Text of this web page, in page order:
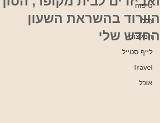
טיפוח
כללי
המלצות
לייף סטייל
Travel
אוכל
הוורוד בהשראת השעון
החדש שלי